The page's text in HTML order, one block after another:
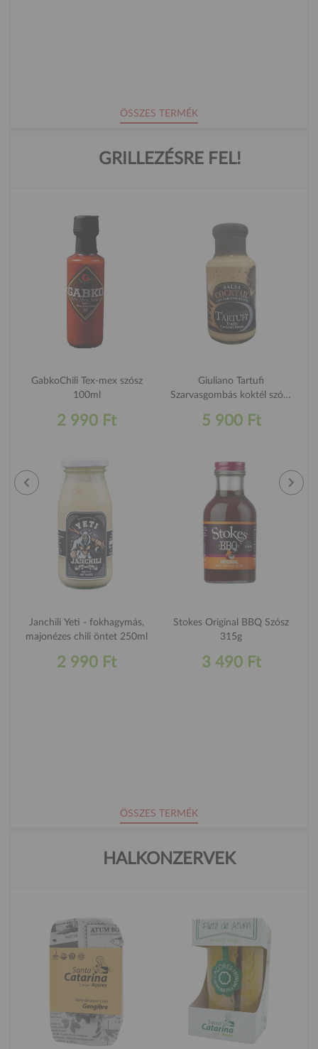
ÖSSZES TERMÉK
GRILLEZÉSRE FEL!
GabkoChili Tex-mex szósz
100ml
2 990 Ft
Janchili Yeti - fokhagymás,
majonézes chili öntet 250ml
2 990 Ft
Giuliano Tartufi
Szarvasgombás koktél szósz
5 900 Ft
Stokes Original BBQ Szósz
315g
3 490 Ft
ÖSSZES TERMÉK
HALKONZERVEK